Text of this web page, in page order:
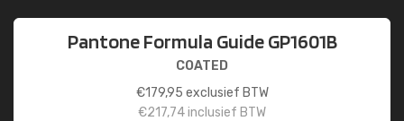
Pantone Formula Guide GP1601B
COATED
€179,95 exclusief BTW
€217,74inclusief BTW